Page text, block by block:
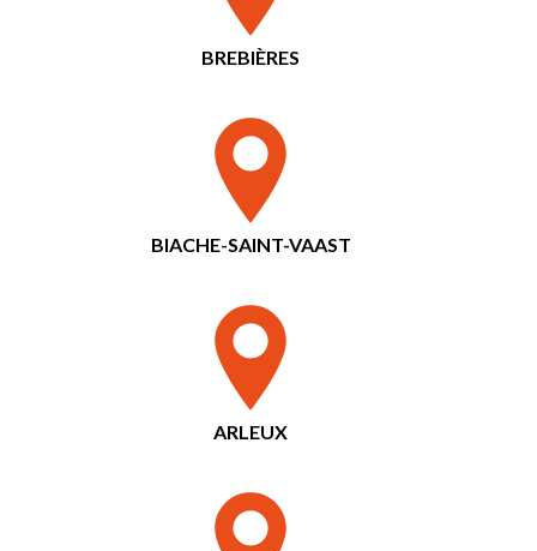
BREBIÈRES
BIACHE-SAINT-VAAST
ARLEUX